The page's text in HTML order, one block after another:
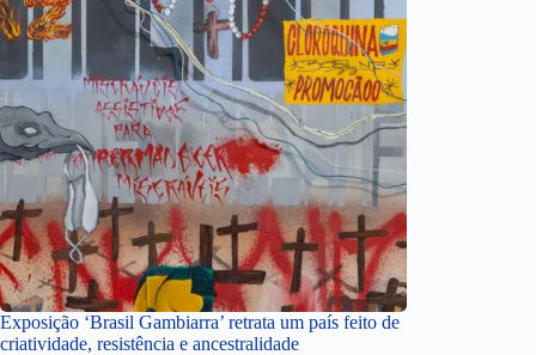
Exposição ‘Brasil Gambiarra’ retrata um país feito de
criatividade, resistência e ancestralidade